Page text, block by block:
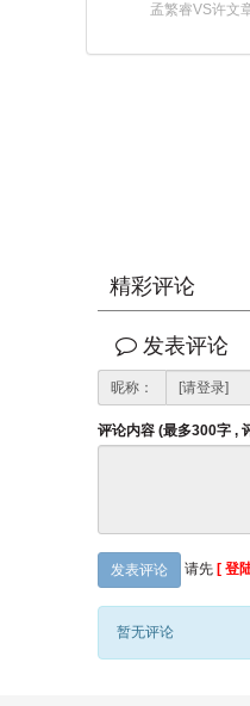
孟繁睿VS许文
精彩评论
发表评论
昵称：
评论内容 (最多300字 ,
发表评论 请先 [ 登
暂无评论